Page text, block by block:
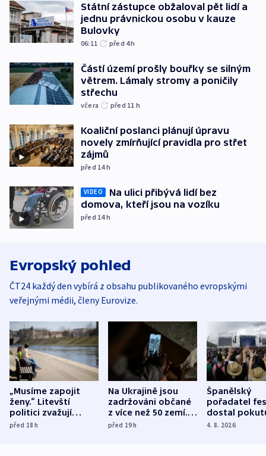
Státní zástupce obžaloval pět lidí a
jednu právnickou osobu v kauze
Bulovky
06:11 před 4h
Částí území prošly bouřky se silným
větrem. Lámaly stromy a poničily
střechu
včera před 11 h
Koaliční poslanci plánují úpravu
novely zmírňující pravidla pro střet
zájmů
před 14h
VIDEO
Na ulici přibývá lidí bez
domova, kteří jsou na vozíku
před 14h
Evropský pohled
ČT24 každý den vybírá z obsahu publikovaného evropskými
veřejnými médii, členy Eurovize.
„Musíme zapojit
ženy.“ Litevští
politici zvažují
dohodu o
před 18h
Na Ukrajině jsou
zadržováni občané
z více než 50 zemí.
Bojovali na straně
před 19h
Španělský
pořadatel
dostal
nekalé
4. 8. 2026